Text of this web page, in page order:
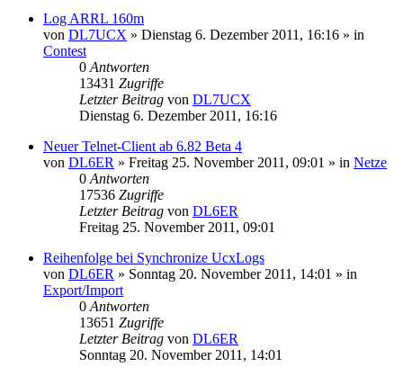
Log ARRL 160m
von DL7UCX » Dienstag 6. Dezember 2011, 16:16 » in
Contest
0 Antworten
13431 Zugriffe
Letzter Beitrag von DL7UCX
Dienstag 6. Dezember 2011, 16:16
Neuer Telnet-Client ab 6.82 Beta 4
von DL6ER » Freitag 25. November 2011, 09:01 » in Netze
0 Antworten
17536 Zugriffe
Letzter Beitrag von DL6ER
Freitag 25. November 2011, 09:01
Reihenfolge bei Synchronize UcxLogs
von DL6ER » Sonntag 20. November 2011, 14:01 » in
Export/Import
0 Antworten
13651 Zugriffe
Letzter Beitrag von DL6ER
Sonntag 20. November 2011, 14:01